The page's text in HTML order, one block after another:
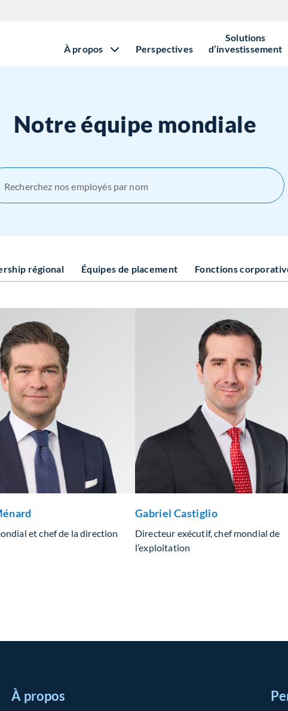
À propos Perspectives
Solutions
d’investissement
Notre équipe mondiale
Recherchez nos employés par nom
régional Équipes de placement Fonctions
et chef de la direction
Gabriel Castiglio
Directeur exécutif, chef mondial de
l’exploitation
À propos